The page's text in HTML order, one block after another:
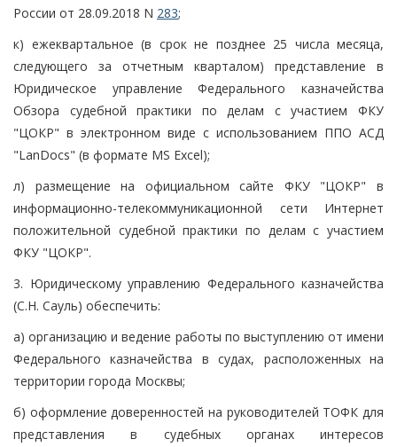
России от 28.09.2018 N 283;
к) ежеквартальное (в срок не позднее 25 числа месяца,
следующего за отчетным кварталом) представление в
Юридическое управление Федерального казначейства
Обзора судебной практики по делам с участием ФКУ
"ЦОКР" в электронном виде с использованием ППО АСД
"LanDocs" (в формате MS Excel);
л) размещение на официальном сайте ФКУ "ЦОКР" в
информационно-телекоммуникационной сети Интернет
положительной судебной практики по делам с участием
ФКУ "ЦОКР".
3. Юридическому управлению Федерального казначейства
(С.Н. Сауль) обеспечить:
а) организацию и ведение работы по выступлению от имени
Федерального казначейства в судах, расположенных на
территории города Москвы;
б) оформление доверенностей на руководителей ТОФК для
представления в судебных органах интересов